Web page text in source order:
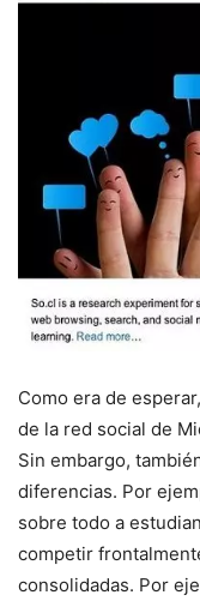
Como era de
de la red social de
Sin embargo,
diferencias. Por
sobre todo a
competir
consolidadas. Por